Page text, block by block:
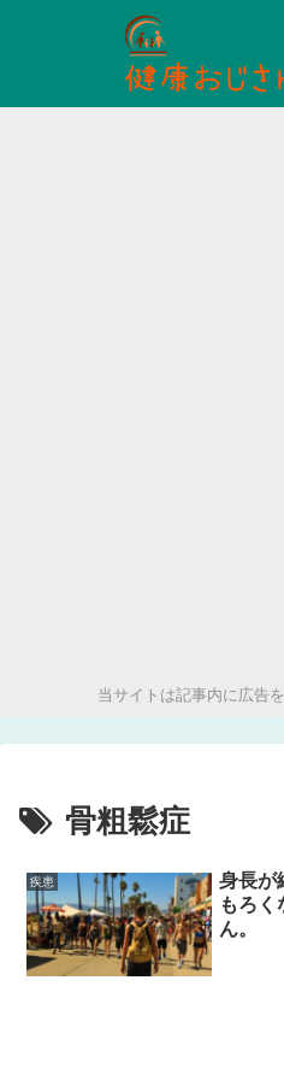
当サイトは記事内に広告
骨粗鬆症
疾患
身長が
もろく
ん。